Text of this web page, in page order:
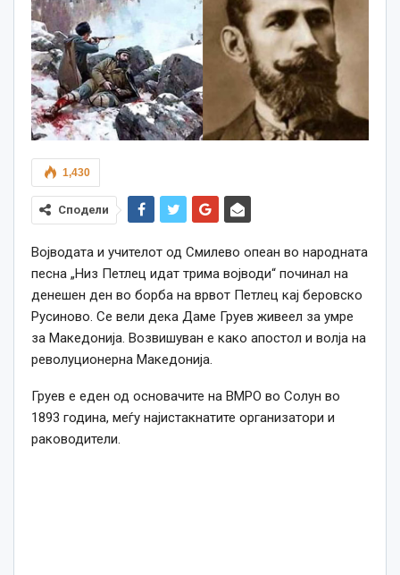
1,430
Сподели
Војводата и учителот од Смилево опеан во народната
песна „Низ Петлец идат трима војводи“ починал на
денешен ден во борба на врвот Петлец кај беровско
Русиново. Се вели дека Даме Груев живеел за умре
за Македонија. Возвишуван е како апостол и волја на
револуционерна Македонија.
Груев е еден од основачите на ВМРО во Солун во
1893 година, меѓу најистакнатите организатори и
раководители.